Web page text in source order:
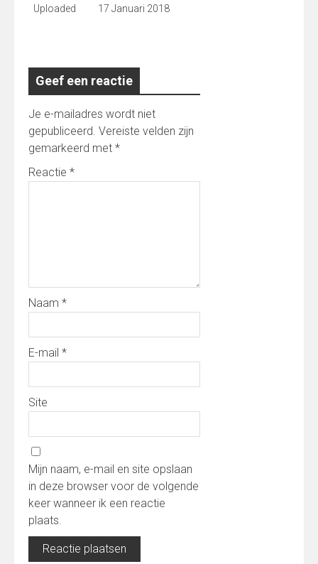
Uploaded
17 Januari 2018
Geef een reactie
Je e-mailadres wordt niet
gepubliceerd. Vereiste velden zijn
gemarkeerd met *
Reactie *
Naam *
E-mail *
Site
Mijn naam, e-mail en site opslaan
in deze browser voor de volgende
keer wanneer ik een reactie
plaats.